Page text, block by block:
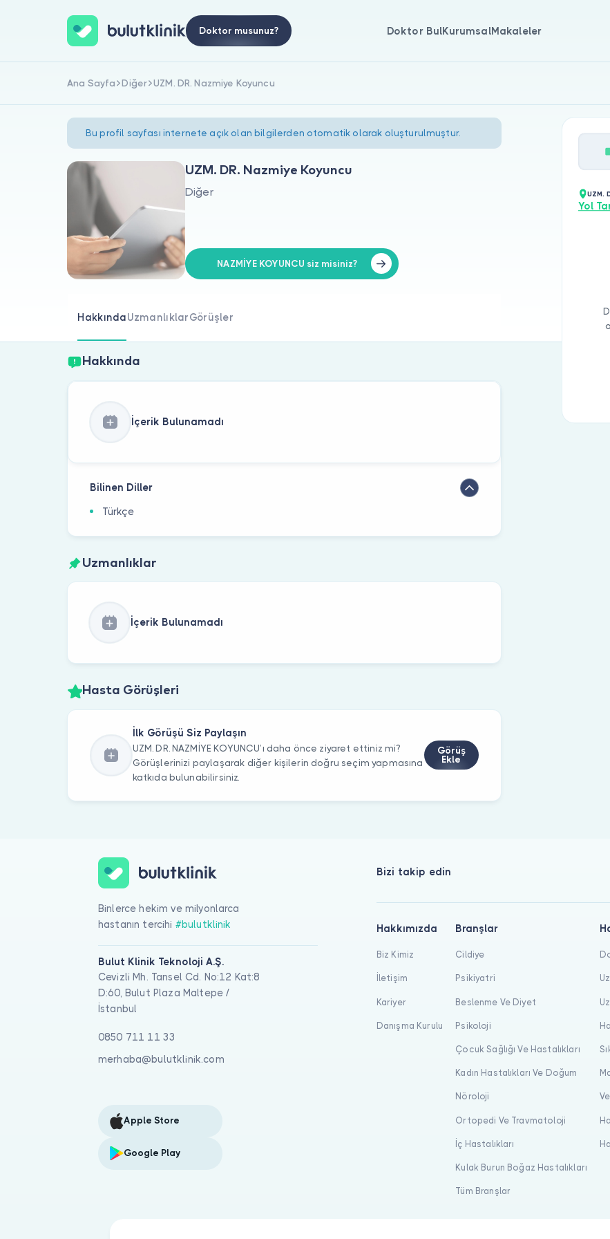
Doktor musunuz? Doktor BulKurumsalMakaleler
Ana Sayfa Diğer UZM. DR. Nazmiye Koyuncu
Bu profil sayfası internete açık olan bilgilerden otomatik olarak oluşturulmuştur.
UZM. DR. Nazmiye Koyuncu
Diğer
NAZMİYE KOYUNCU siz misiniz?
HakkındaUzmanlıklarGörüşler
Hakkında
İçerik Bulunamadı
Bilinen Diller
Türkçe
Uzmanlıklar
İçerik Bulunamadı
Hasta Görüşleri
İlk Görüşü Siz Paylaşın
UZM. DR. NAZMİYE KOYUNCU’ı daha önce ziyaret ettiniz mi?
Görüşlerinizi paylaşarak diğer kişilerin doğru seçim yapmasına
katkıda bulunabilirsiniz.
Görüş
Ekle
UZM.
Yol
Binlerce hekim ve milyonlarca
hastanın tercihi #bulutklinik
Bulut Klinik Teknoloji A.Ş.
Cevizli Mh. Tansel Cd. No:12 Kat:8
D:60, Bulut Plaza Maltepe /
İstanbul
0850 711 11 33
merhaba@bulutklinik.com
Apple Store
Google Play
Bizi takip edin
Hakkımızda
Biz Kimiz
İletişim
Kariyer
Danışma Kurulu
Branşlar
Cildiye
Psikiyatri
Beslenme Ve Diyet
Psikoloji
Çocuk Sağlığı Ve Hastalıkları
Kadın Hastalıkları Ve Doğum
Nöroloji
Ortopedi Ve Travmatoloji
İç Hastalıkları
Kulak Burun Boğaz Hastalıkları
Tüm Branşlar